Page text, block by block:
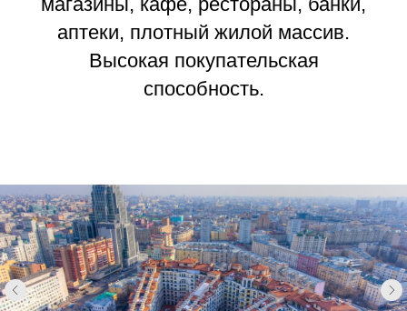
аптеки, плотный жилой массив.
Высокая покупательская
способность.